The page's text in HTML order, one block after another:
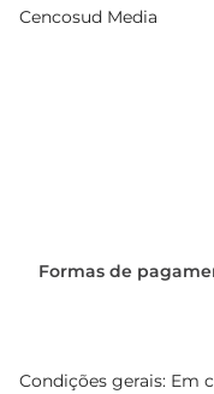
Cencosud Media
Formas de
Condições gerais: Em